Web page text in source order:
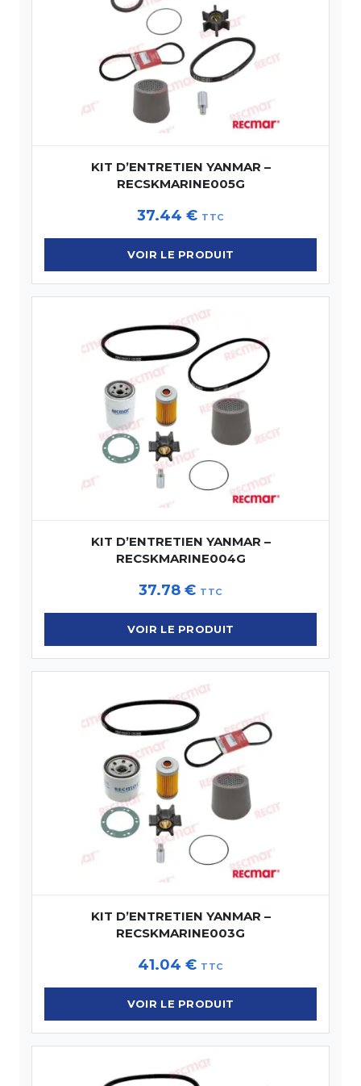
KIT D’ENTRETIEN YANMAR –
RECSKMARINE005G
37.44€ TTC
VOIR LE PRODUIT
KIT D’ENTRETIEN YANMAR –
RECSKMARINE004G
37.78€ TTC
VOIR LE PRODUIT
KIT D’ENTRETIEN YANMAR –
RECSKMARINE003G
41.04€ TTC
VOIR LE PRODUIT